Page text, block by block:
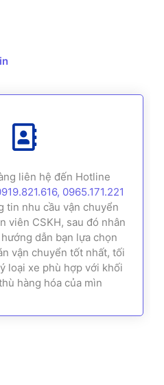
liên hệ đến Hotline
0965.171.221
tin nhu cầu vận chuyển
viên CSKH, sau đó nhân
dẫn bạn lựa chọn
vận chuyển tốt nhất, tối
loại xe phù hợp với khối
hàng hóa của mìn